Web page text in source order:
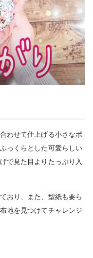
わせて仕上げる小さなポ
っくらとした可愛らしい
で見た目よりたっぷり入
おり、また、型紙も要ら
地を見つけてチャレンジ